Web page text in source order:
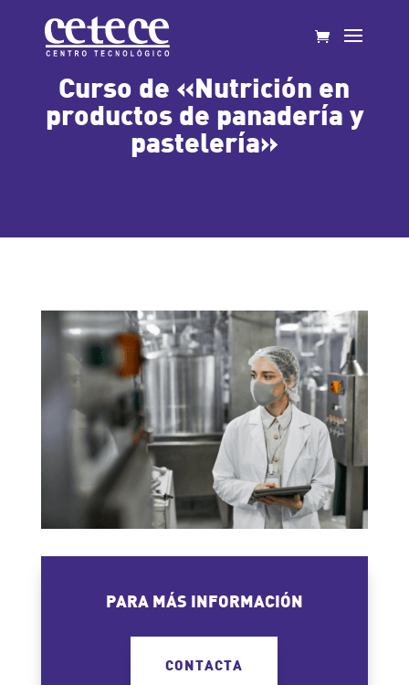
Curso de «Nutrición en
productos de panadería y
pastelería»
PARA MÁS INFORMACIÓN
CONTACTA